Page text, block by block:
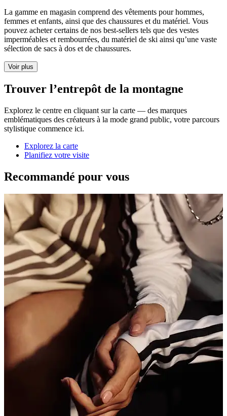
La gamme en magasin comprend des vêtements pour hommes,
femmes et enfants, ainsi que des chaussures et du matériel. Vous
pouvez acheter certains de nos best-sellers tels que des vestes
imperméables et rembourrées, du matériel de ski ainsi qu’une vaste
sélection de sacs à dos et de chaussures.
Voir plus
Trouver l’entrepôt de la montagne
Explorez le centre en cliquant sur la carte — des marques
emblématiques des créateurs à la mode grand public, votre parcours
stylistique commence ici.
Explorez la carte
Planifiez votre visite
Recommandé pour vous